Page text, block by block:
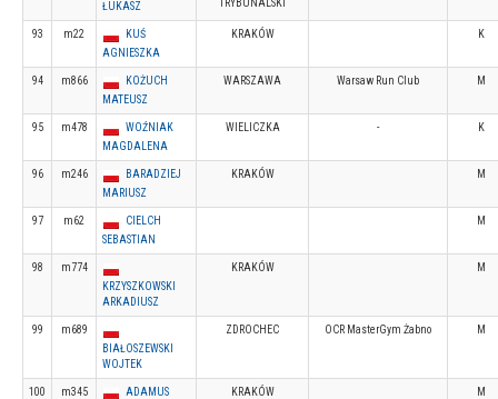
ŁUKASZ
TRYBUNALSKI
93 m22
KUŚ
AGNIESZKA
KRAKÓW K
94 m866
KOŻUCH
MATEUSZ
WARSZAWA Warsaw Run Club M
95 m478
WOŹNIAK
MAGDALENA
WIELICZKA - K
96 m246
BARADZIEJ
MARIUSZ
KRAKÓW M
97 m62
CIELCH
SEBASTIAN
M
98
m774
KRZYSZKOWSKI
ARKADIUSZ
KRAKÓW M
99
m689
BIAŁOSZEWSKI
WOJTEK
ZDROCHEC OCR MasterGym Żabno M
100 m345
ADAMUS
KRAKÓW M